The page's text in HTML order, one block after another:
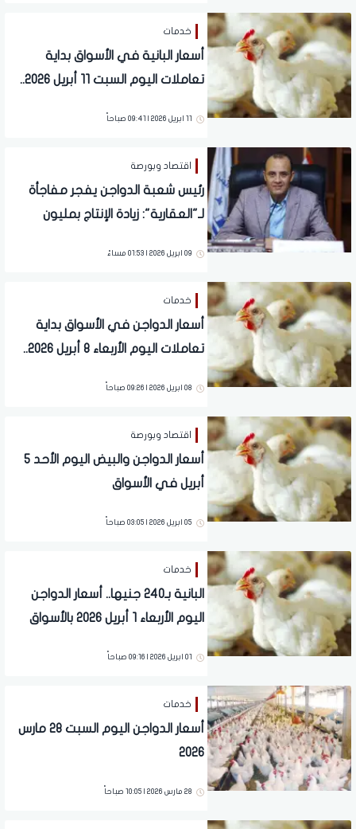
خدمات
أسعار البانية في الأسواق بداية
تعاملات اليوم السبت 11 أبريل 2026..
11 ابريل 2026 | 09:41 صباحاً
اقتصاد وبورصة
رئيس شعبة الدواجن يفجر مفاجأة
لـ"العقارية": زيادة الإنتاج بمليون
09 ابريل 2026 | 01:53 مساءً
خدمات
أسعار الدواجن في الأسواق بداية
تعاملات اليوم الأربعاء 8 أبريل 2026..
08 ابريل 2026 | 09:26 صباحاً
اقتصاد وبورصة
أسعار الدواجن والبيض اليوم الأحد 5
أبريل في الأسواق
05 ابريل 2026 | 03:05 صباحاً
خدمات
البانية بـ240 جنيها.. أسعار الدواجن
اليوم الأربعاء 1 أبريل 2026 بالأسواق
01 ابريل 2026 | 09:16 صباحاً
خدمات
أسعار الدواجن اليوم السبت 28 مارس
2026
28 مارس 2026 | 10:05 صباحاً